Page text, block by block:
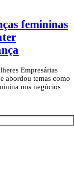
femininas
Empresárias
abordou temas como
nos negócios